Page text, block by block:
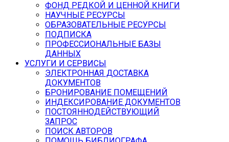
ФОНД РЕДКОЙ И ЦЕННОЙ КНИГИ
НАУЧНЫЕ РЕСУРСЫ
ОБРАЗОВАТЕЛЬНЫЕ РЕСУРСЫ
ПОДПИСКА
ПРОФЕССИОНАЛЬНЫЕ БАЗЫ
ДАННЫХ
УСЛУГИ И СЕРВИСЫ
ЭЛЕКТРОННАЯ ДОСТАВКА
ДОКУМЕНТОВ
БРОНИРОВАНИЕ ПОМЕЩЕНИЙ
ИНДЕКСИРОВАНИЕ ДОКУМЕНТОВ
ПОСТОЯННОДЕЙСТВУЮЩИЙ
ЗАПРОС
ПОИСК АВТОРОВ